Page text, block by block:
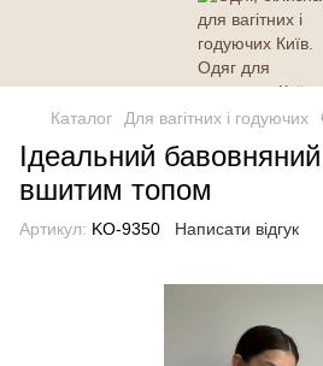
Каталог Для вагітних і годуючих
Ідеальний
вшитим топом
Артикул: KO-9350 Написати відгук